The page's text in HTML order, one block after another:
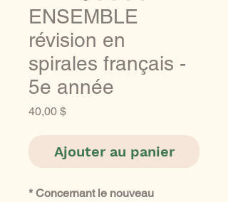
ENSEMBLE
révision en
spirales français -
5e année
40,00 $Prix
Ajouter au panier
* Concernant le nouveau